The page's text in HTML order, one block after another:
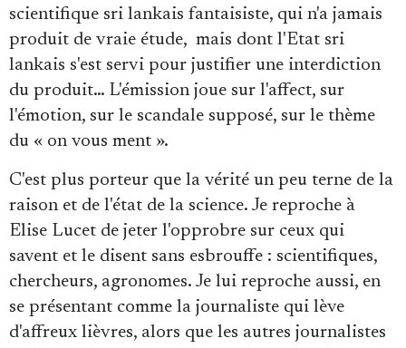
scientifique sri lankais fantaisiste, qui n'a jamais
produit de vraie étude, mais dont l'Etat sri
lankais s'est servi pour justifier une interdiction
du produit… L'émission joue sur l'affect, sur
l'émotion, sur le scandale supposé, sur le thème
du « on vous ment ».
C'est plus porteur que la vérité un peu terne de la
raison et de l'état de la science. Je reproche à
Elise Lucet de jeter l'opprobre sur ceux qui
savent et le disent sans esbrouffe : scientifiques,
chercheurs, agronomes. Je lui reproche aussi, en
se présentant comme la journaliste qui lève
d'affreux lièvres, alors que les autres journalistes